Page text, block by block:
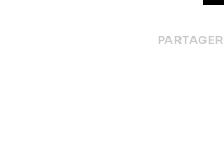
PARTAGER